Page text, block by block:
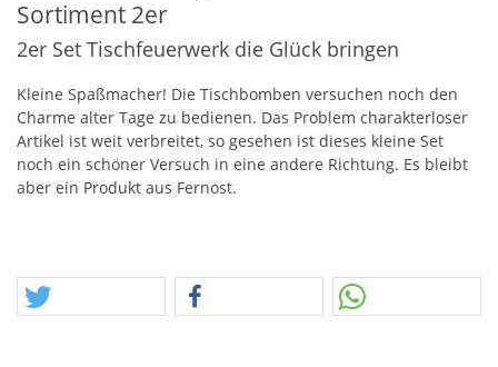
Sortiment 2er
2er Set Tischfeuerwerk die Glück bringen
Kleine Spaßmacher! Die Tischbomben versuchen noch den
Charme alter Tage zu bedienen. Das Problem charakterloser
Artikel ist weit verbreitet, so gesehen ist dieses kleine Set
noch ein schöner Versuch in eine andere Richtung. Es bleibt
aber ein Produkt aus Fernost.